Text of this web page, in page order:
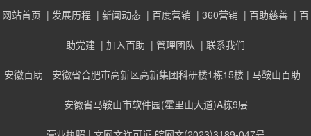
网站首页 | 发展历程 | 新闻动态 | 百度营销 | 360营销 | 百助慈善 | 百
助党建 | 加入百助 | 管理团队 | 联系我们
安徽百助 - 安徽省合肥市高新区高新集团科研楼1栋15楼 | 马鞍山百助 -
安徽省马鞍山市软件园(霍里山大道)A栋9层